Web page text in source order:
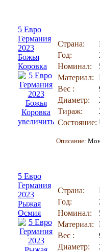
5 Евро
Германия
2023
Божья
Коровка
увеличить
Страна:
Год:
Номинал:
Материал:
Вес :
Диаметр:
Тираж:
Состояние:
Описание:
5 Евро
Германия
2023
Рыжая
Осмия
Страна:
Год:
Номинал:
Материал:
Вес :
Диаметр: